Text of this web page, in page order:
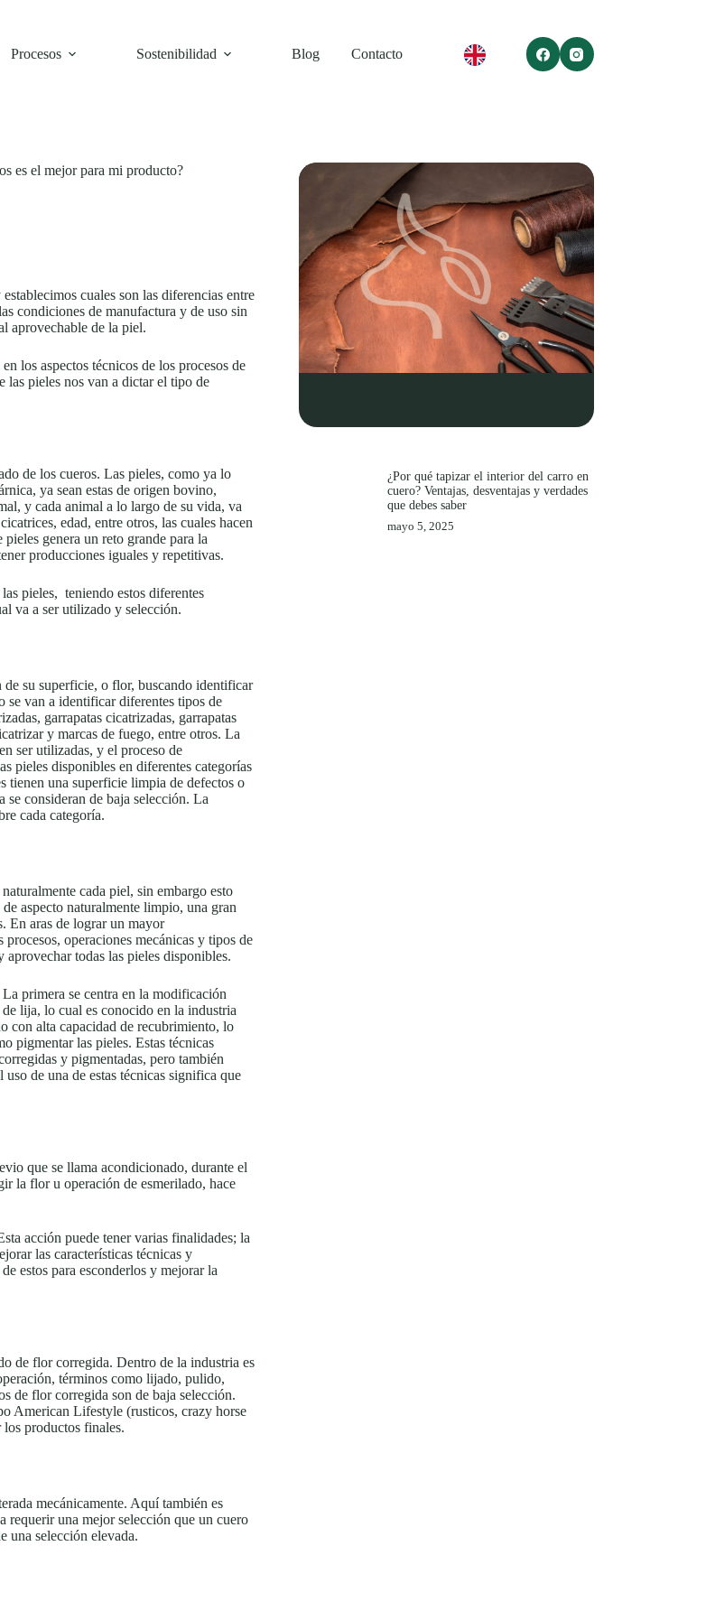
Procesos Sostenibilidad Blog Contacto
es el mejor para mi producto?
cuales son las diferencias entre
condiciones de manufactura y de uso sin
aprovechable de la piel.
los aspectos técnicos de los procesos de
las pieles nos van a dictar el tipo de
de los cueros. Las pieles, como ya lo
ya sean estas de origen bovino,
y cada animal a lo largo de su vida, va
edad, entre otros, las cuales hacen
genera un reto grande para la
producciones iguales y repetitivas.
pieles, teniendo estos diferentes
va a ser utilizado y selección.
de su superficie, o flor, buscando identificar
se van a identificar diferentes tipos de
garrapatas cicatrizadas, garrapatas
y marcas de fuego, entre otros. La
ser utilizadas, y el proceso de
pieles disponibles en diferentes categorías
tienen una superficie limpia de defectos o
se consideran de baja selección. La
cada categoría.
cada piel, sin embargo esto
aspecto naturalmente limpio, una gran
En aras de lograr un mayor
operaciones mecánicas y tipos de
aprovechar todas las pieles disponibles.
primera se centra en la modificación
lija, lo cual es conocido en la industria
con alta capacidad de recubrimiento, lo
pigmentar las pieles. Estas técnicas
y pigmentadas, pero también
de una de estas técnicas significa que
que se llama acondicionado, durante el
la flor u operación de esmerilado, hace
acción puede tener varias finalidades; la
las características técnicas y
estos para esconderlos y mejorar la
de flor corregida. Dentro de la industria es
términos como lijado, pulido,
de flor corregida son de baja selección.
American Lifestyle (rusticos, crazy horse
productos finales.
mecánicamente. Aquí también es
requerir una mejor selección que un cuero
una selección elevada.
¿Por qué tapizar el interior del carro en
cuero? Ventajas, desventajas y verdades
que debes saber
mayo 5, 2025